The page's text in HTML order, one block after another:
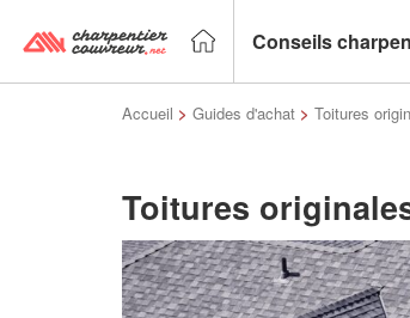
Conseils
Accueil > Guides d'achat > Toitures
Toitures